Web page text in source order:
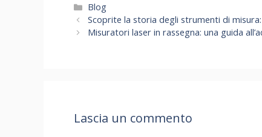
Categorie
Blog
Scoprite la storia degli strumenti di
Misuratori laser in rassegna: una guida
Lascia un commento